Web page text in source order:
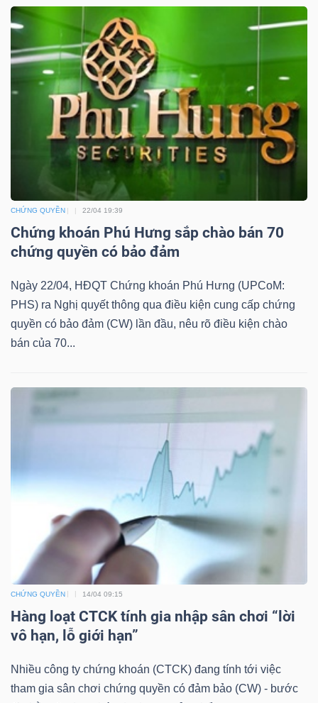
CHỨNG QUYỀN 22/04 19:39
Chứng khoán Phú Hưng sắp chào bán 70
chứng quyền có bảo đảm
Ngày 22/04, HĐQT Chứng khoán Phú Hưng (UPCoM:
PHS) ra Nghị quyết thông qua điều kiện cung cấp chứng
quyền có bảo đảm (CW) lần đầu, nêu rõ điều kiện chào
bán của 70...
CHỨNG QUYỀN 14/04 09:15
Hàng loạt CTCK tính gia nhập sân chơi “lời
vô hạn, lỗ giới hạn”
Nhiều công ty chứng khoán (CTCK) đang tính tới việc
tham gia sân chơi chứng quyền có đảm bảo (CW) - bước
YẾU
TIÊU
DÙNG
THIẾT
CHĂM
SÓC
SỨC
KHỎE
TÀI
THÔNG
TIN
DỊCH
TRUYỀN
THÔNG